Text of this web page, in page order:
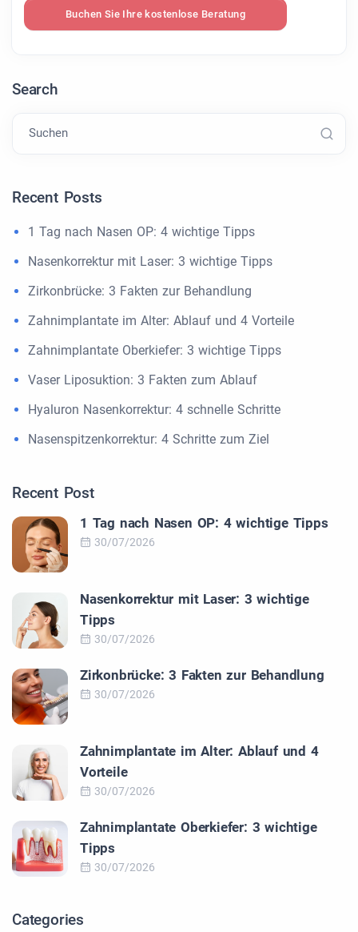
Buchen Sie Ihre kostenlose Beratung
Search
Suchen
Recent Posts
1 Tag nach Nasen OP: 4 wichtige Tipps
Nasenkorrektur mit Laser: 3 wichtige Tipps
Zirkonbrücke: 3 Fakten zur Behandlung
Zahnimplantate im Alter: Ablauf und 4 Vorteile
Zahnimplantate Oberkiefer: 3 wichtige Tipps
Vaser Liposuktion: 3 Fakten zum Ablauf
Hyaluron Nasenkorrektur: 4 schnelle Schritte
Nasenspitzenkorrektur: 4 Schritte zum Ziel
Recent Post
1 Tag nach Nasen OP: 4 wichtige Tipps
30/07/2026
Nasenkorrektur mit Laser: 3 wichtige
Tipps
30/07/2026
Zirkonbrücke: 3 Fakten zur Behandlung
30/07/2026
Zahnimplantate im Alter: Ablauf und 4
Vorteile
30/07/2026
Zahnimplantate Oberkiefer: 3 wichtige
Tipps
30/07/2026
Categories